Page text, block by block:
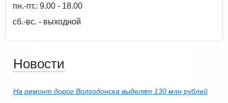
пн.-пт.: 9.00 - 18.00
сб.-вс. - выходной
Новости
На ремонт дорог Волгодонска выделят 130 млн рублей